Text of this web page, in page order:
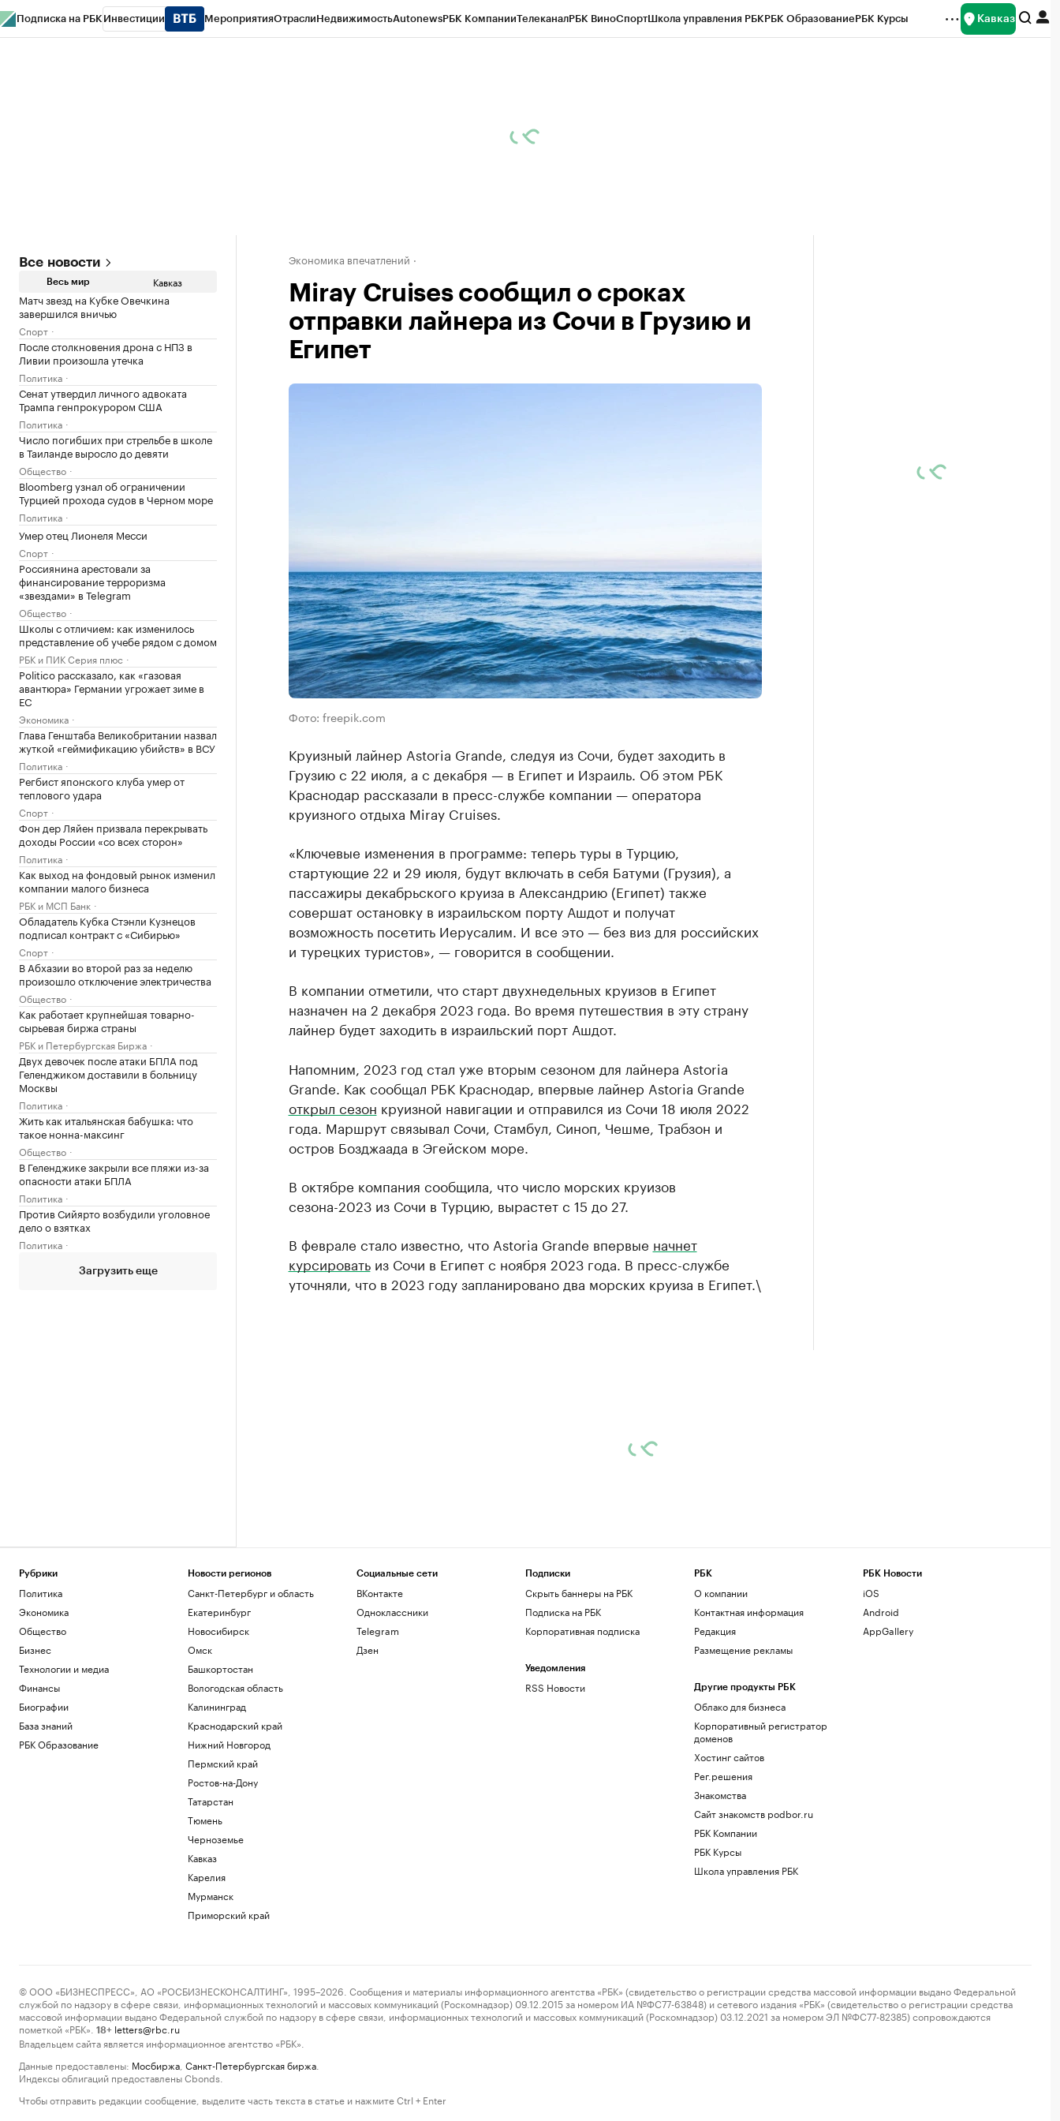
Подписка на РБК Инвестиции МероприятияОтраслиНедвижимостьAutonewsРБК КомпанииТелеканалРБК ВиноСпортШкола управления РБКРБК ОбразованиеРБК Курсы Кавказ
Все новости
Весь мир Кавказ
Матч звезд на Кубке Овечкина
завершился вничью
Спорт
После столкновения дрона с НПЗ в
Ливии произошла утечка
Политика
Сенат утвердил личного адвоката
Трампа генпрокурором США
Политика
Число погибших при стрельбе в школе
в Таиланде выросло до девяти
Общество
Bloomberg узнал об ограничении
Турцией прохода судов в Черном море
Политика
Умер отец Лионеля Месси
Спорт
Россиянина арестовали за
финансирование терроризма
«звездами» в Telegram
Общество
Школы с отличием: как изменилось
представление об учебе рядом с домом
РБК и ПИК Серия плюс
Politico рассказало, как «газовая
авантюра» Германии угрожает зиме в
ЕС
Экономика
Глава Генштаба Великобритании назвал
жуткой «геймификацию убийств» в ВСУ
Политика
Регбист японского клуба умер от
теплового удара
Спорт
Фон дер Ляйен призвала перекрывать
доходы России «со всех сторон»
Политика
Как выход на фондовый рынок изменил
компании малого бизнеса
РБК и МСП Банк
Обладатель Кубка Стэнли Кузнецов
подписал контракт с «Сибирью»
Спорт
В Абхазии во второй раз за неделю
произошло отключение электричества
Общество
Как работает крупнейшая товарно-
сырьевая биржа страны
РБК и Петербургская Биржа
Двух девочек после атаки БПЛА под
Геленджиком доставили в больницу
Москвы
Политика
Жить как итальянская бабушка: что
такое нонна-максинг
Общество
В Геленджике закрыли все пляжи из-за
опасности атаки БПЛА
Политика
Против Сийярто возбудили уголовное
дело о взятках
Политика
Загрузить еще
Экономика впечатлений
Miray Cruises сообщил о сроках
отправки лайнера из Сочи в Грузию и
Египет
Фото: freepik.com
Круизный лайнер Astoria Grande, следуя из Сочи, будет заходить в
Грузию с 22 июля, а с декабря — в Египет и Израиль. Об этом РБК
Краснодар рассказали в пресс-службе компании — оператора
круизного отдыха Miray Cruises.
«Ключевые изменения в программе: теперь туры в Турцию,
стартующие 22 и 29 июля, будут включать в себя Батуми (Грузия), а
пассажиры декабрьского круиза в Александрию (Египет) также
совершат остановку в израильском порту Ашдот и получат
возможность посетить Иерусалим. И все это — без виз для российских
и турецких туристов», — говорится в сообщении.
В компании отметили, что старт двухнедельных круизов в Египет
назначен на 2 декабря 2023 года. Во время путешествия в эту страну
лайнер будет заходить в израильский порт Ашдот.
Напомним, 2023 год стал уже вторым сезоном для лайнера Astoria
Grande. Как сообщал РБК Краснодар, впервые лайнер Astoria Grande
открыл сезон круизной навигации и отправился из Сочи 18 июля 2022
года. Маршрут связывал Сочи, Стамбул, Синоп, Чешме, Трабзон и
остров Бозджаада в Эгейском море.
В октябре компания сообщила, что число морских круизов
сезона-2023 из Сочи в Турцию, вырастет с 15 до 27.
В феврале стало известно, что Astoria Grande впервые начнет
курсироватьиз Сочи в Египет с ноября 2023 года. В пресс-службе
уточняли, что в 2023 году запланировано два морских круиза в Египет.\
Рубрики
Политика
Экономика
Общество
Бизнес
Технологии и медиа
Финансы
Биографии
База знаний
РБК Образование
Новости регионов
Санкт-Петербург и область
Екатеринбург
Новосибирск
Омск
Башкортостан
Вологодская область
Калининград
Краснодарский край
Нижний Новгород
Пермский край
Ростов-на-Дону
Татарстан
Тюмень
Черноземье
Кавказ
Карелия
Мурманск
Приморский край
Социальные сети
ВКонтакте
Одноклассники
Telegram
Дзен
Подписки
Скрыть баннеры на РБК
Подписка на РБК
Корпоративная подписка
Уведомления
RSS Новости
РБК
О компании
Контактная информация
Редакция
Размещение рекламы
Другие продукты РБК
Облако для бизнеса
Корпоративный регистратор
доменов
Хостинг сайтов
Рег.решения
Знакомства
Сайт знакомств podbor.ru
РБК Компании
РБК Курсы
Школа управления РБК
РБК Новости
iOS
Android
AppGallery
© ООО «БИЗНЕСПРЕСС», АО «РОСБИЗНЕСКОНСАЛТИНГ», 1995–2026. Сообщения и материалы информационного агентства «РБК» (свидетельство о регистрации средства массовой информации выдано Федеральной
службой по надзору в сфере связи, информационных технологий и массовых коммуникаций (Роскомнадзор) 09.12.2015 за номером ИА №ФС77-63848) и сетевого издания «РБК» (свидетельство о регистрации средства
массовой информации выдано Федеральной службой по надзору в сфере связи, информационных технологий и массовых коммуникаций (Роскомнадзор) 03.12.2021 за номером ЭЛ №ФС77-82385) сопровождаются
пометкой «РБК».
18+ letters@rbc.ru
Владельцем сайта является информационное агентство «РБК».
Данные предоставлены: Мосбиржа Санкт-Петербургская биржа
Индексы облигаций предоставлены Cbonds.
Чтобы отправить редакции сообщение, выделите часть текста в статье и нажмите Ctrl + Enter